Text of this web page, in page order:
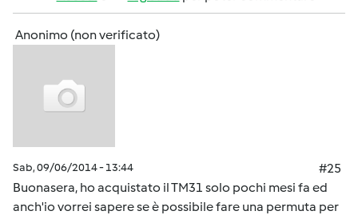
Anonimo (non verificato)
Sab, 09/06/2014 - 13:44
#25
Buonasera, ho acquistato il TM31 solo pochi mesi fa ed
anch'io vorrei sapere se è possibile fare una permuta per